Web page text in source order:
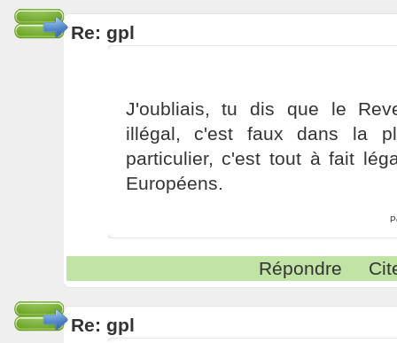
Re: gpl
J'oubliais, tu dis que le
illégal, c'est faux dans la
particulier, c'est tout à fait
Européens.
Répondre
Re: gpl